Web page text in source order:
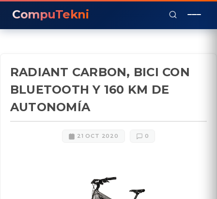
CompuTekni
RADIANT CARBON, BICI CON
BLUETOOTH Y 160 KM DE
AUTONOMÍA
21 OCT 2020 0